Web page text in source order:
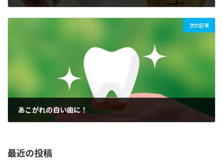
次の記事
あこがれの白い歯に！
最近の投稿